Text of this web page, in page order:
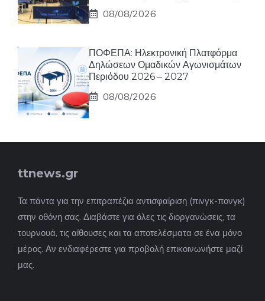
08/08/2026
ΠΟΦΕΠΑ: Ηλεκτρονική Πλατφόρμα
Δηλώσεων Ομαδικών Αγωνισμάτων
Περιόδου 2026 – 2027
08/08/2026
ttnews.gr
Τα πάντα για την επιτραπέζια αντισφαίριση (πινγκ-πονγκ)
στην οθόνη σας. Διαβάστε για όλες τις διοργανώσεις, τα
τουρνουά, τις αίθουσες και τα αποτελέσματα σε ένα μόνο
μέρος. Αν ενδιαφέρεστε για προβολή επικοινωνήστε μαζί
μας.